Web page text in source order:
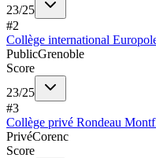
23/25
#2
Collège international
PublicGrenoble
Score
23/25
#3
Collège privé Rondeau
PrivéCorenc
Score